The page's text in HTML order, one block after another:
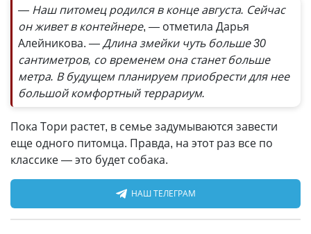
— Наш питомец родился в конце августа. Сейчас
он живет в контейнере, — отметила Дарья
Алейникова. — Длина змейки чуть больше 30
сантиметров, со временем она станет больше
метра. В будущем планируем приобрести для нее
большой комфортный террариум.
Пока Тори растет, в семье задумываются завести
еще одного питомца. Правда, на этот раз все по
классике — это будет собака.
НАШ ТЕЛЕГРАМ